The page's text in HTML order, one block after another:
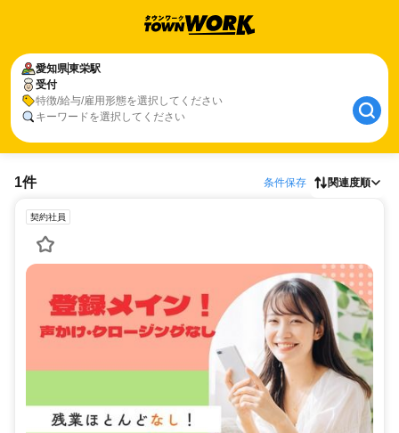
愛知県東栄駅
受付
特徴/給与/雇用形態を選択してください
キーワードを選択してください
1件 条件保存 関連度順
契約社員